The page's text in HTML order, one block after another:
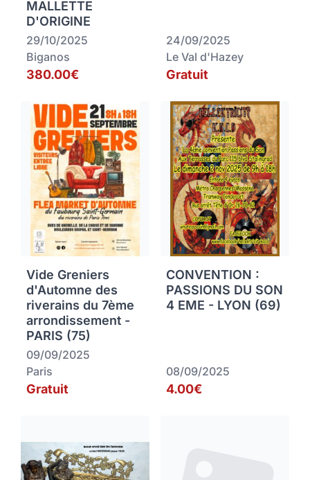
MALLETTE
D'ORIGINE
29/10/2025
Biganos
380.00€
24/09/2025
Le Val d'Hazey
Gratuit
Vide Greniers
d'Automne des
riverains du 7ème
arrondissement -
PARIS (75)
09/09/2025
Paris
Gratuit
CONVENTION :
PASSIONS DU SON
4 EME - LYON (69)
08/09/2025
4.00€